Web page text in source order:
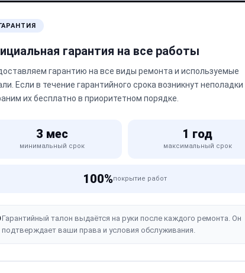
гарантия на все работы
гарантию на все виды ремонта и используемые
Если в течение гарантийного срока возникнут
их бесплатно в приоритетном порядке.
3 мес
минимальный срок
1 год
максимальный срок
100%покрытие работ
Гарантийный талон выдаётся на руки после каждого ремонта. Он
подтверждает ваши права и условия обслуживания.